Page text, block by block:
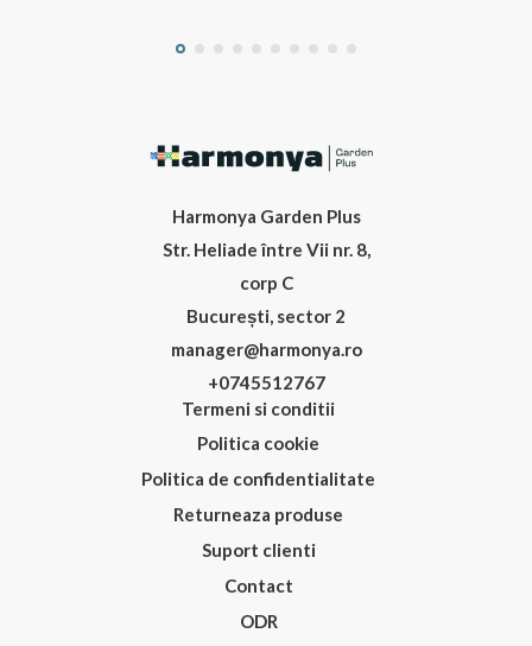
Harmonya Garden Plus
Str. Heliade între Vii nr. 8,
corp C
București, sector 2
manager@harmonya.ro
+0745512767
Termeni si conditii
Politica cookie
Politica de confidentialitate
Returneaza produse
Suport clienti
Contact
ODR